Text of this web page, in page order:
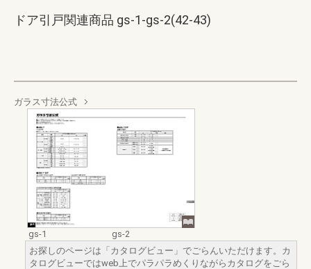
ドア引戸関連商品 gs-1-gs-2(42-43)
ガラス寸法公式
gs-1
gs-2
お探しのページは「カタログビュー」でごらんいただけます。カ
タログビューではweb上でパラパラめくりながらカタログをごら